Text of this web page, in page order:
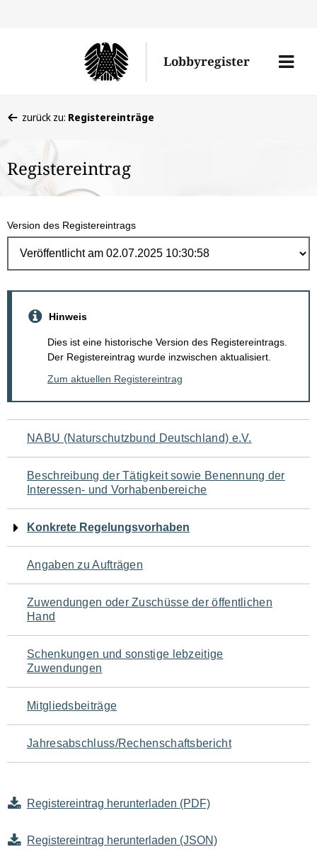
Lobbyregister
Menü
befinden
hier:
zurück zu: Registereinträge
Registereintrag
Version des Registereintrags
Hinweis
Dies ist eine historische Version des Registereintrags.
Der Registereintrag wurde inzwischen aktualisiert.
Zum aktuellen Registereintrag
Navigation
für
den
Seiteninhalt
NABU (Naturschutzbund Deutschland) e.V.
Beschreibung der Tätigkeit sowie Benennung der
Interessen- und Vorhabenbereiche
Konkrete Regelungsvorhaben
Angaben zu Aufträgen
Zuwendungen oder Zuschüsse der öffentlichen
Hand
Schenkungen und sonstige lebzeitige
Zuwendungen
Mitgliedsbeiträge
Jahresabschluss/Rechenschaftsbericht
Registereintrag herunterladen (PDF)
Registereintrag herunterladen (JSON)